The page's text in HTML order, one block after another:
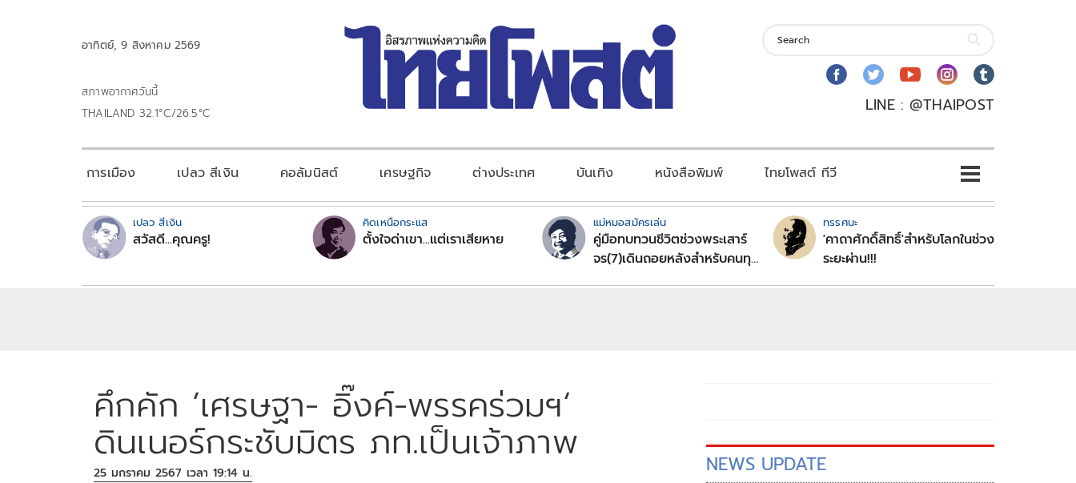
อาทิตย์, 9 สิงหาคม 2569
สภาพอากาศวันนี้
THAILAND 32.1°C/26.5°C
LINE : @THAIPOST
การเมือง เปลว สีเงิน คอลัมนิสต์ เศรษฐกิจ ต่างประเทศ บันเทิง หนังสือพิมพ์ ไทยโพสต์ ทีวี
เปลว สีเงิน
สวัสดี...คุณครู!
คิดเหนือกระแส
ตั้งใจด่าเขา...แต่เราเสียหาย
แม่หมอสมัครเล่น
คู่มือทบทวนชีวิตช่วงพระเสาร์
จร(7)เดินถอยหลังสำหรับคนทุก
ทรรศนะ
'คาถาศักดิ์สิทธิ์'สำหรับโลกในช่วง
ระยะผ่าน!!!
คึกคัก ’เศรษฐา- อิ๊งค์-พรรคร่วมฯ‘
ดินเนอร์กระชับมิตร ภท.เป็นเจ้าภาพ
25 มกราคม 2567 เวลา 19:14 น. NEWS UPDATE